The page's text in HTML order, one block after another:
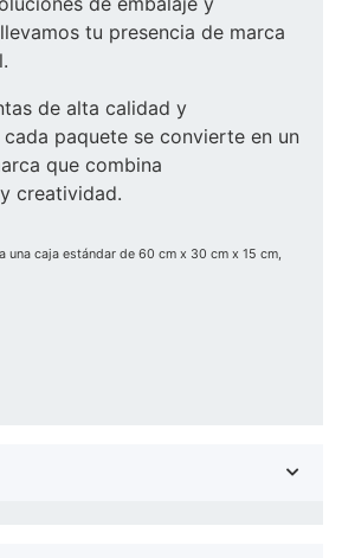
tu presencia de marca
de alta calidad y
paquete se convierte en un
que combina
creatividad.
una caja estándar de 60 cm x 30 cm x 15 cm,